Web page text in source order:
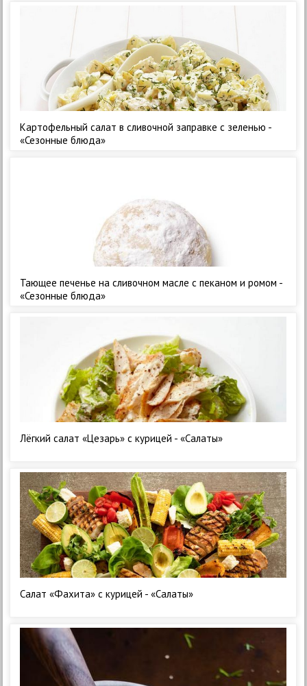
Картофельный салат в сливочной заправке с зеленью -
«Сезонные блюда»
Тающее печенье на сливочном масле с пеканом и ромом -
«Сезонные блюда»
Лёгкий салат «Цезарь» с курицей - «Салаты»
Салат «Фахита» с курицей - «Салаты»